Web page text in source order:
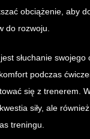
obciążenie, aby
do rozwoju.
słuchanie swojego
podczas
się z trenerem.
siły, ale
treningu.